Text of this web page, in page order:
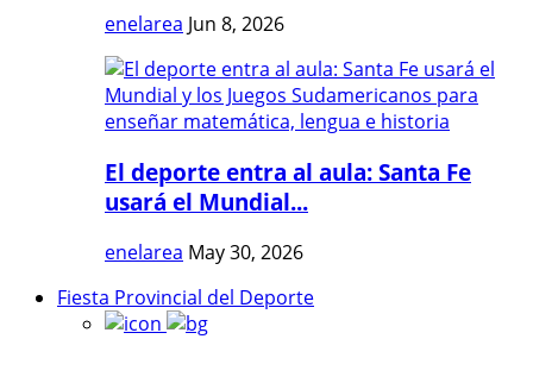
enelarea Jun 8, 2026
El deporte entra al aula: Santa Fe
usará el Mundial...
enelarea May 30, 2026
Fiesta Provincial del Deporte